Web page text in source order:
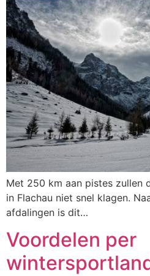
Met 250 km aan pistes zullen
in Flachau niet snel klagen.
afdalingen is dit…
Voordelen per